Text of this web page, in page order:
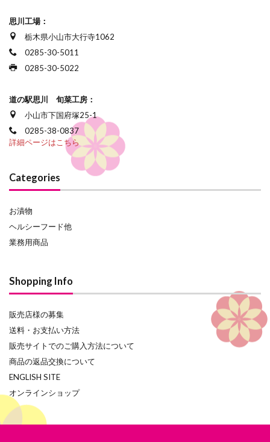
思川工場：
栃木県小山市大行寺1062
0285-30-5011
0285-30-5022
道の駅思川 旬菜工房：
小山市下国府塚25-1
0285-38-0837
詳細ページはこちら
Categories
お漬物
ヘルシーフード他
業務用商品
Shopping Info
販売店様の募集
送料・お支払い方法
販売サイトでのご購入方法について
商品の返品交換について
ENGLISH SITE
オンラインショップ